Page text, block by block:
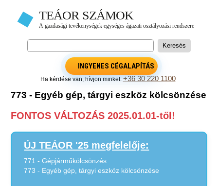
INGYENES CÉGALAPÍTÁS
Ha kérdése van, hívjon minket:+36 30 220 1100
773 - Egyéb gép, tárgyi eszköz kölcsönzése
FONTOS VÁLTOZÁS 2025.01.01-től!
ÚJ TEÁOR '25 megfelelője:
771 - Gépjárműkölcsönzés
773 - Egyéb gép, tárgyi eszköz kölcsönzése